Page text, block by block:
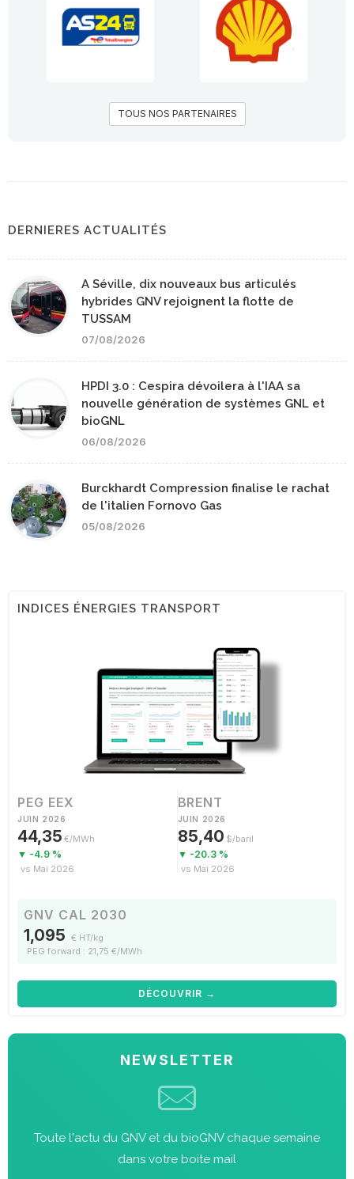
TOUS NOS PARTENAIRES
DERNIERES ACTUALITÉS
A Séville, dix nouveaux bus articulés
hybrides GNV rejoignent la flotte de
TUSSAM
07/08/2026
HPDI 3.0 : Cespira dévoilera à l'IAA sa
nouvelle génération de systèmes GNL et
bioGNL
06/08/2026
Burckhardt Compression finalise le rachat
de l'italien Fornovo Gas
05/08/2026
INDICES ÉNERGIES TRANSPORT
PEG EEX
JUIN 2026
44,35 €/MWh
▼ -4.9 %
vs Mai 2026
BRENT
JUIN 2026
85,40 $/baril
▼ -20.3 %
vs Mai 2026
GNV CAL 2030
1,095 € HT/kg
PEG forward : 21,75 €/MWh
DÉCOUVRIR →
NEWSLETTER
Toute l'actu du GNV et du bioGNV chaque semaine
dans votre boite mail